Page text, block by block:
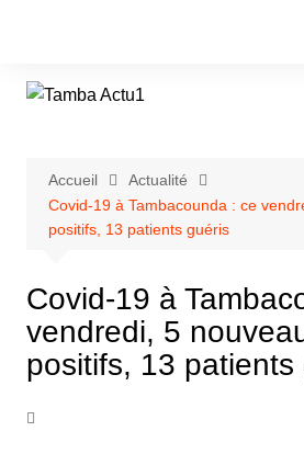
Accueil
Actualité
Covid-19 à Tambacounda : ce
positifs, 13 patients guéris
Covid-19 à
vendredi, 5
positifs, 13 patients